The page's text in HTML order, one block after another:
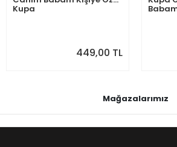
Kupa
449,00 TL
Mağazalarımız